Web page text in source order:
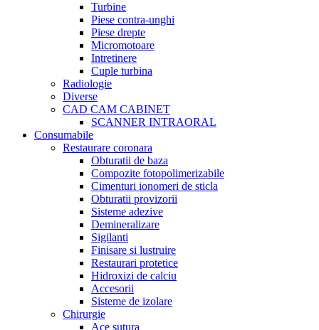
Turbine
Piese contra-unghi
Piese drepte
Micromotoare
Intretinere
Cuple turbina
Radiologie
Diverse
CAD CAM CABINET
SCANNER INTRAORAL
Consumabile
Restaurare coronara
Obturatii de baza
Compozite fotopolimerizabile
Cimenturi ionomeri de sticla
Obturatii provizorii
Sisteme adezive
Demineralizare
Sigilanti
Finisare si lustruire
Restaurari protetice
Hidroxizi de calciu
Accesorii
Sisteme de izolare
Chirurgie
Ace sutura